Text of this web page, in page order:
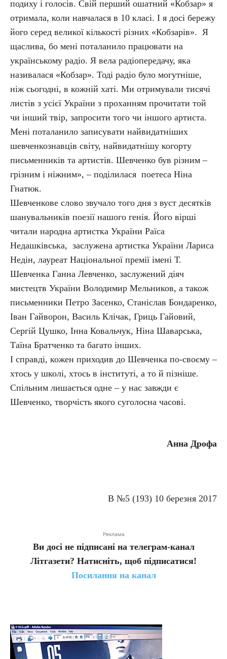
подиху і голосів. Свій перший ошатний «Кобзар» я
отримала, коли навчалася в 10 класі. І я досі бережу
його серед великої кількості різних «Кобзарів». Я
щаслива, бо мені поталанило працювати на
українському радіо. Я вела радіопередачу, яка
називалася «Кобзар». Тоді радіо було могутніше,
ніж сьогодні, в кожній хаті. Ми отримували тисячі
листів з усієї України з проханням прочитати той
чи інший твір, запросити того чи іншого артиста.
Мені поталанило записувати найвидатніших
шевченкознавців світу, найвидатнішу когорту
письменників та артистів. Шевченко був різним –
грізним і ніжним», – поділилася поетеса Ніна
Гнатюк.
Шевченкове слово звучало того дня з вуст десятків
шанувальників поезії нашого генія. Його вірші
читали народна артистка України Раїса
Недашківська, заслужена артистка України Лариса
Недін, лауреат Національної премії імені Т.
Шевченка Ганна Левченко, заслужений діяч
мистецтв України Володимир Мельников, а також
письменники Петро Засенко, Станіслав Бондаренко,
Іван Гайворон, Василь Клічак, Гриць Гайовий,
Сергій Цушко, Інна Ковальчук, Ніна Шаварська,
Таїна Братченко та багато інших.
І справді, кожен приходив до Шевченка по-своєму –
хтось у школі, хтось в інституті, а то й пізніше.
Спільним лишається одне – у нас завжди є
Шевченко, творчість якого суголосна часові.
Анна Дрофа
В №5 (193) 10 березня 2017
Реклама
Ви досі не підписані на телеграм-канал
Літгазети? Натисніть, щоб підписатися!
Посилання на канал